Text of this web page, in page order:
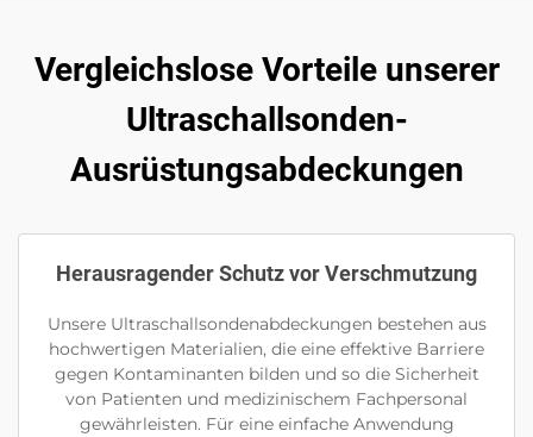
Vergleichslose Vorteile unserer
Ultraschallsonden-
Ausrüstungsabdeckungen
Herausragender Schutz vor Verschmutzung
Unsere Ultraschallsondenabdeckungen bestehen aus
hochwertigen Materialien, die eine effektive Barriere
gegen Kontaminanten bilden und so die Sicherheit
von Patienten und medizinischem Fachpersonal
gewährleisten. Für eine einfache Anwendung